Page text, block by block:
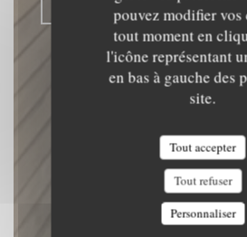
pouvez modifier vos
tout moment en
l'icône représentant
en bas à gauche des
site.
Tout accepter
Tout refuser
Personnaliser